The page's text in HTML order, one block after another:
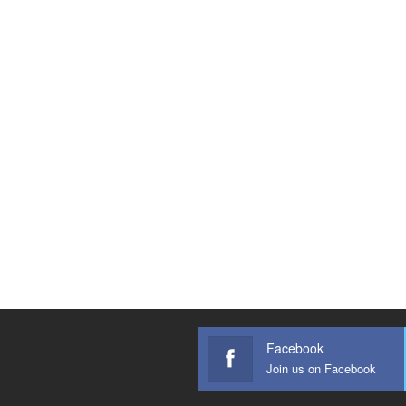
Facebook
Join us on Facebook